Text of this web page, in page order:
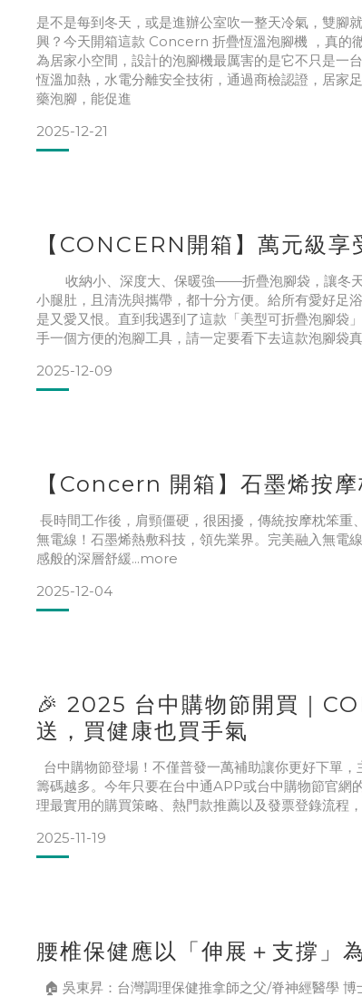
是不是每到冬天，或是進辦公室吹一整天冷氣，雙腳
興？今天開箱這款 Concern 折疊恆溫泡腳機 ，真的
為居家小空間，設計的泡腳機最厲害的是它不只是一
恆溫加熱，水電分離安全技術，通過商檢認證，居家
藥泡腳，能促進
2025-12-21
【CONCERN開箱】萬元級
收納小、深度大、保暖強——折疊泡腳袋，讓冬天
小腿肚，且清洗與攜帶，都十分方便。給所有愛好
是又愛又恨。直到我遇到了這款「美型可折疊泡腳袋
手一個方便的泡腳工具，請一定要看下去這款泡腳
2025-12-09
長時間工作後，肩頸僵硬，很困擾，傳統按摩枕笨
無電線！石墨烯熱敷科技，領先業界。完美融入無電
感般的深層舒緩...more
2025-12-04
🎉 2025 台中購物節開買｜
送，買健康也買手氣
台中購物節登場！不僅普發一萬補助讓你更好下單
籌碼越多。今年只要在台中通APP或台中購物節官網
理最實用的購買策略、熱門款推薦以及發票登錄流程
2025-11-19
腰椎保健應以「伸展＋支撐」
🏠 吳東昇：台灣調理保健推拿師之父/脊神經醫學 博